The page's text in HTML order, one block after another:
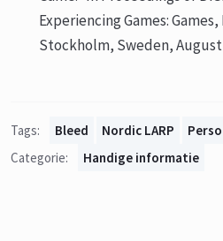
Experiencing Games:
Stockholm, Sweden, August
Tags: Bleed Nordic LARP
Categorie:
Handige informatie